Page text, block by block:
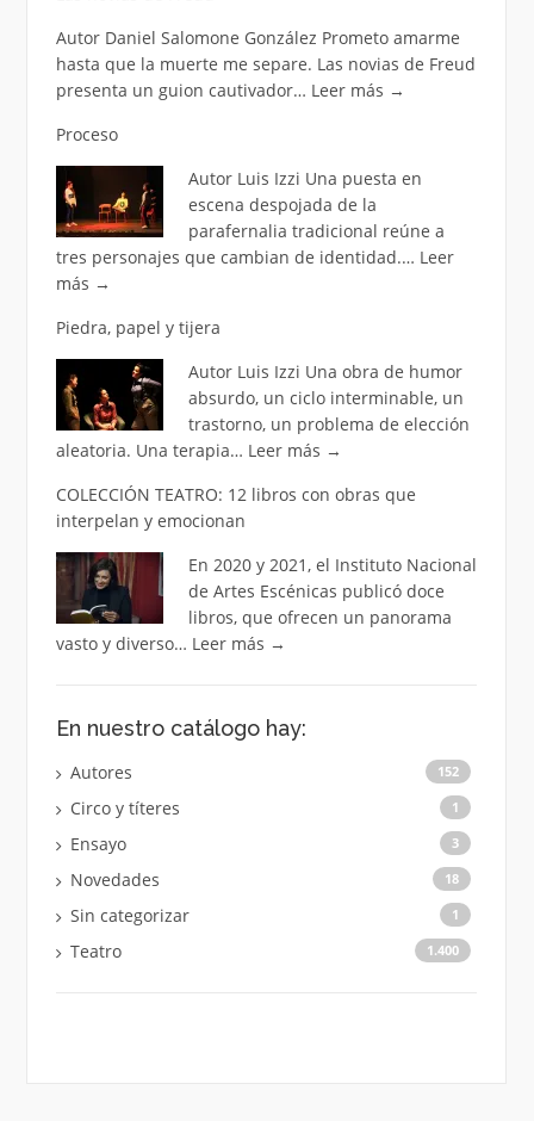
Autor Daniel Salomone González Prometo amarme
hasta que la muerte me separe. Las novias de Freud
presenta un guion cautivador… Leer más →
Proceso
Autor Luis Izzi Una puesta en
escena despojada de la
parafernalia tradicional reúne a
tres personajes que cambian de identidad.… Leer
más →
Piedra, papel y tijera
Autor Luis Izzi Una obra de humor
absurdo, un ciclo interminable, un
trastorno, un problema de elección
aleatoria. Una terapia… Leer más →
COLECCIÓN TEATRO: 12 libros con obras que
interpelan y emocionan
En 2020 y 2021, el Instituto Nacional
de Artes Escénicas publicó doce
libros, que ofrecen un panorama
vasto y diverso… Leer más →
En nuestro catálogo hay:
Autores 152
Circo y títeres 1
Ensayo 3
Novedades 18
Sin categorizar 1
Teatro 1.400